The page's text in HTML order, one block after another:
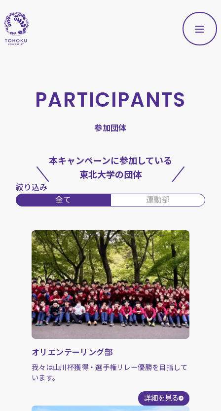
PARTICIPANTS
参加団体
本キャンペーンに参加している
東北大学の団体
絞り込み
全て
運動部
オリエンテーリング部
我々は山川杯獲得・選手権リレー優勝を目指して
います。
詳細を見る